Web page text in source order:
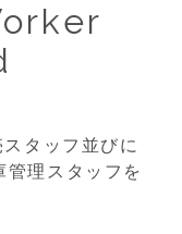
スタッフ並びに
管理スタッフを